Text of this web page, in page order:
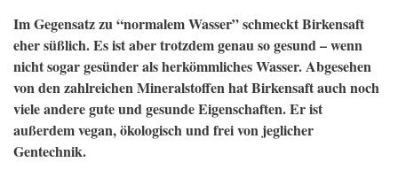
Im Gegensatz zu “normalem Wasser” schmeckt Birkensaft
eher süßlich. Es ist aber trotzdem genau so gesund – wenn
nicht sogar gesünder als herkömmliches Wasser. Abgesehen
von den zahlreichen Mineralstoffen hat Birkensaft auch noch
viele andere gute und gesunde Eigenschaften. Er ist
außerdem vegan, ökologisch und frei von jeglicher
Gentechnik.